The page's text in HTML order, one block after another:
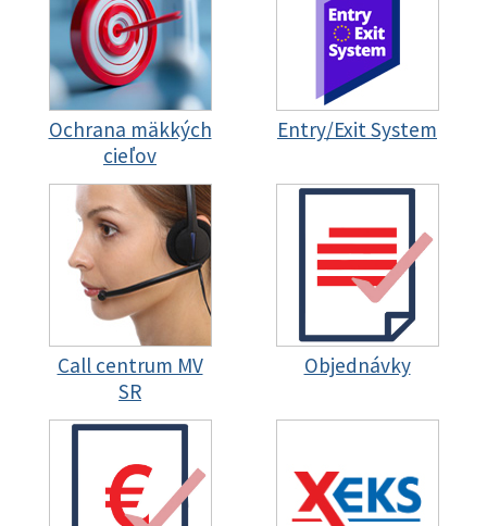
Ochrana mäkkých
cieľov
Entry/Exit System
Call centrum MV
SR
Objednávky